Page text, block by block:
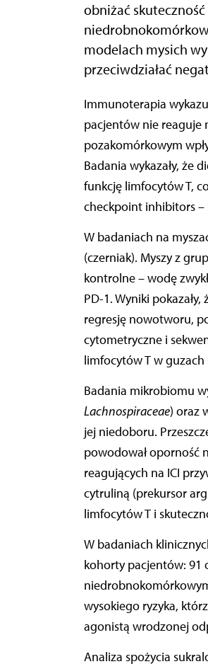
obniżać
modelach mysich
przeciwdziałać
Immunoterapia wykazuje znaczące sukcesy w leczeniu różnych nowotworów, jednak wielu
pacjentów nie reaguje
pozakomórkowym
Badania wykazały, że
funkcję limfocytów T,
checkpoint inhibitors –
W badaniach na
(czerniak). Myszy z
kontrolne – wodę
PD-1. Wyniki
regresję nowotworu,
cytometryczne i
limfocytów T w guzach
Badania mikrobiomu
Lachnospiraceae) oraz
jej niedoboru.
powodował oporność
reagujących na ICI
cytruliną (prekursor
limfocytów T i
W badaniach
kohorty pacjentów: 91
wysokiego ryzyka,
agonistą wrodzonej
Analiza spożycia